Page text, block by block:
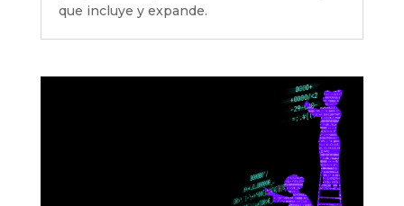
que incluye y expande.